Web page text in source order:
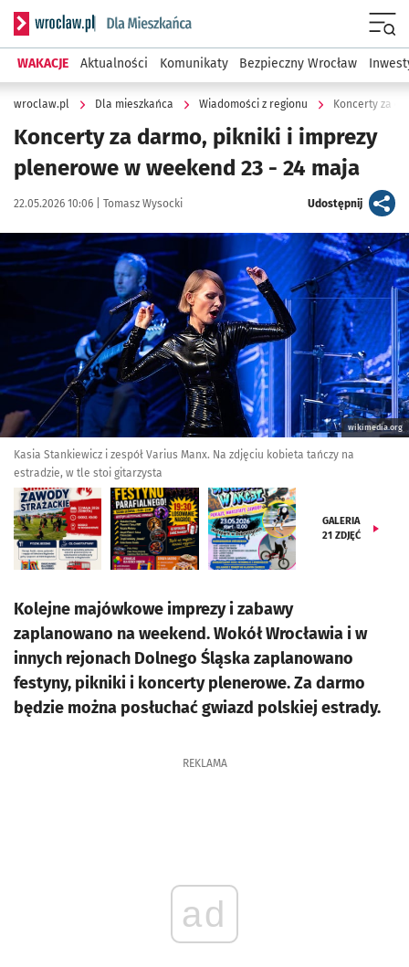
Serwis informacyjny wroclaw.pl podserwis: Dla mieszkańca
WAKACJE Aktualności Komunikaty Bezpieczny Wrocław
wroclaw.pl Dla mieszkańca Wiadomości z regionu Koncerty za
Koncerty za darmo, pikniki i imprezy
plenerowe w weekend 23 - 24 maja
Data publikacji:
22.05.2026 10:06 | Autor:
Tomasz Wysocki Udostępnijartykuł
Kliknij, aby zobaczyć galerię
wikimedia.org
Kasia Stankiewicz i zespół Varius Manx. Na zdjęciu kobieta tańczy na
estradzie, w tle stoi gitarzysta
GALERIA
21 ZDJĘĆ
Kolejne majówkowe imprezy i zabawy
zaplanowano na weekend. Wokół Wrocławia i w
innych rejonach Dolnego Śląska zaplanowano
festyny, pikniki i koncerty plenerowe. Za darmo
będzie można posłuchać gwiazd polskiej estrady.
REKLAMA
ad